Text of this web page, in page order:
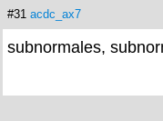
#31 acdc_ax7
subnormales,